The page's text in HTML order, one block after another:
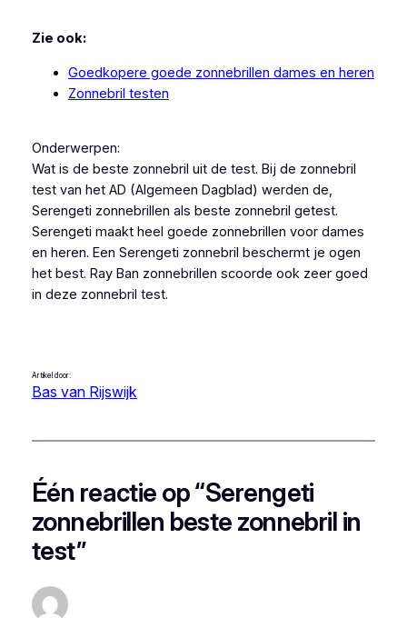
Zie ook:
Goedkopere goede zonnebrillen dames en heren
Zonnebril testen
Onderwerpen:
Wat is de beste zonnebril uit de test. Bij de zonnebril
test van het AD (Algemeen Dagblad) werden de,
Serengeti zonnebrillen als beste zonnebril getest.
Serengeti maakt heel goede zonnebrillen voor dames
en heren. Een Serengeti zonnebril beschermt je ogen
het best. Ray Ban zonnebrillen scoorde ook zeer goed
in deze zonnebril test.
Artikel door:
Bas van Rijswijk
Één reactie op “Serengeti
zonnebrillen beste zonnebril in
test”